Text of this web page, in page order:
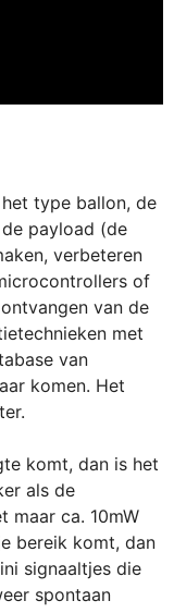
type ballon, de
payload (de
verbeteren
of
van de
met
van
komen. Het
komt, dan is het
als de
maar ca. 10mW
bereik komt, dan
signaaltjes die
spontaan